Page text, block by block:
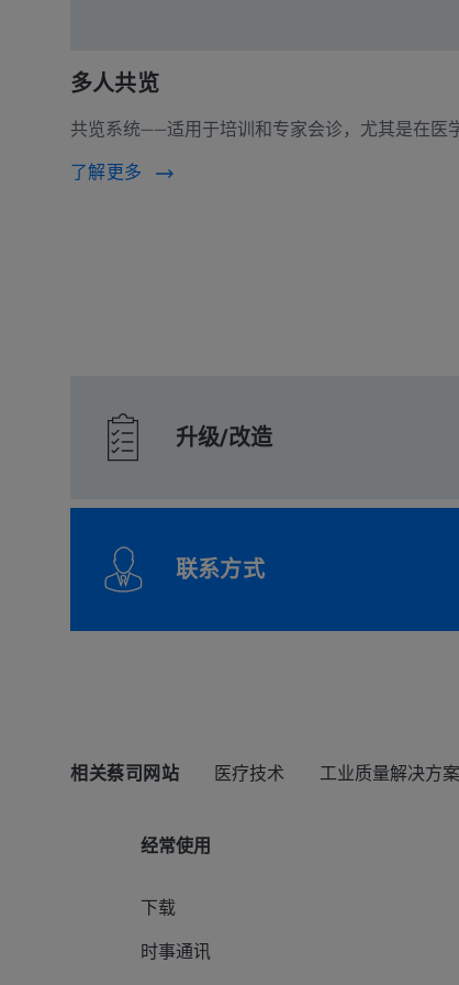
多人共览
共览系统——适用于培训和专家会诊，尤其是在医
了解更多
升级/改造
联系方式
相关蔡司网站 医疗技术 工业质量解决方案
经常使用
下载
时事通讯